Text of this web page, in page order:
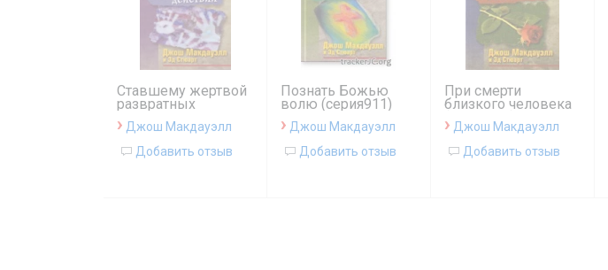
Ставшему жертвой
развратных
действий
(серия911)
› Джош Макдауэлл
Добавить отзыв
Познать Божью
волю (серия911)
› Джош Макдауэлл
Добавить отзыв
При смерти
близкого человека
(серия911)
› Джош Макдауэлл
Добавить отзыв